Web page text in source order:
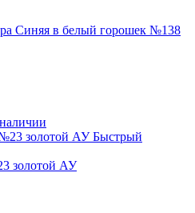
Синяя в белый горошек №138
Быстрый
золотой АУ